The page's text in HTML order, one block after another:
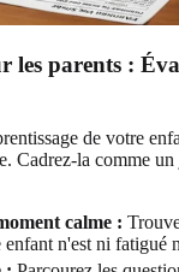
les parents :
de votre
Cadrez-la comme
calme :
enfant n'est ni fatigué